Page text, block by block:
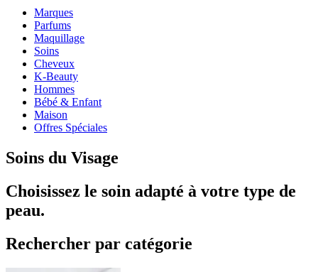
Marques
Parfums
Maquillage
Soins
Cheveux
K-Beauty
Hommes
Bébé & Enfant
Maison
Offres Spéciales
Soins du Visage
Choisissez le soin adapté à votre type de
peau.
Rechercher par catégorie